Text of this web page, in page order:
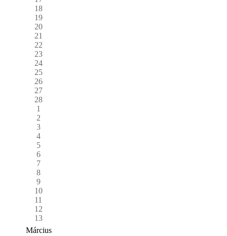
18
19
20
21
22
23
24
25
26
27
28
1
2
3
4
5
6
7
8
9
10
11
12
13
Március